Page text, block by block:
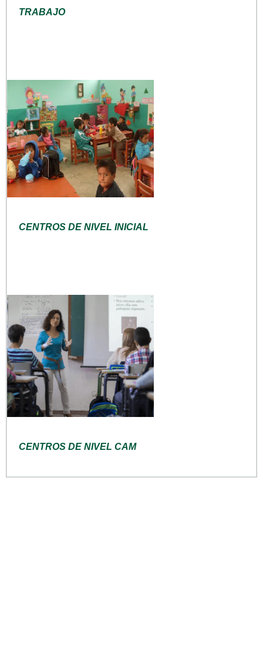
TRABAJO
CENTROS DE NIVEL INICIAL
CENTROS DE NIVEL CAM